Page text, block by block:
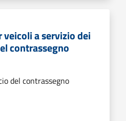
veicoli a servizio dei
contrassegno
del contrassegno